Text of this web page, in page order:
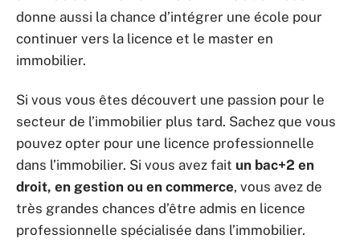
donne aussi la chance d’intégrer une école pour
continuer vers la licence et le master en
immobilier.
Si vous vous êtes découvert une passion pour le
secteur de l’immobilier plus tard. Sachez que vous
pouvez opter pour une licence professionnelle
dans l’immobilier. Si vous avez fait un bac+2 en
droit, en gestion ou en commerce, vous avez de
très grandes chances d’être admis en licence
professionnelle spécialisée dans l’immobilier.